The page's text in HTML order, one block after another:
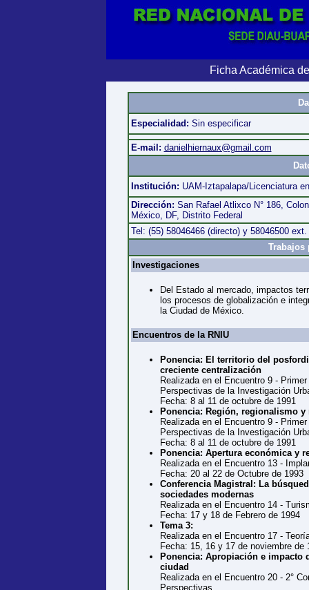
Ficha Académica
Especialidad: Sin especificar
E-mail: danielhiernaux@gmail.com
Institución: UAM-Iztapalapa/Licenciatura
Dirección: San Rafael Atlixco N° 186,
México, DF, Distrito Federal
Tel: (55) 58046466 (directo) y 58046500 ext.
Trabajos
Investigaciones
Del Estado al mercado, impactos
los procesos de globalización e
la Ciudad de México.
Encuentros de la RNIU
Ponencia: El territorio del
creciente centralización
Realizada en el Encuentro 9 -
Perspectivas de la Investigación
Fecha: 8 al 11 de octubre de 1991
Ponencia: Región, regionalismo
Realizada en el Encuentro 9 -
Perspectivas de la Investigación
Fecha: 8 al 11 de octubre de 1991
Ponencia: Apertura económica y
Realizada en el Encuentro 13 -
Fecha: 20 al 22 de Octubre de 1993
Conferencia Magistral: La
sociedades modernas
Realizada en el Encuentro 14 -
Fecha: 17 y 18 de Febrero de 1994
Tema 3:
Realizada en el Encuentro 17 -
Fecha: 15, 16 y 17 de noviembre de
Ponencia: Apropiación e impacto
ciudad
Realizada en el Encuentro 20 - 2°
Perspectivas